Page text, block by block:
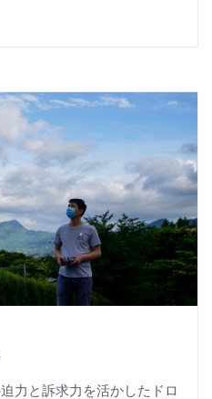
力と訴求力を活かしたドロ